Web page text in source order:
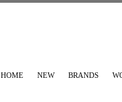
HOME NEW BRANDS